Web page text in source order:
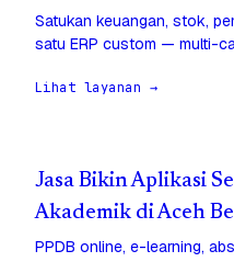
Satukan keuangan, stok,
satu ERP custom — multi-
Lihat layanan →
Jasa Bikin Aplikasi
Akademik di Aceh
PPDB online, e-learning,